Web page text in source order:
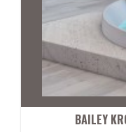
BAILEY